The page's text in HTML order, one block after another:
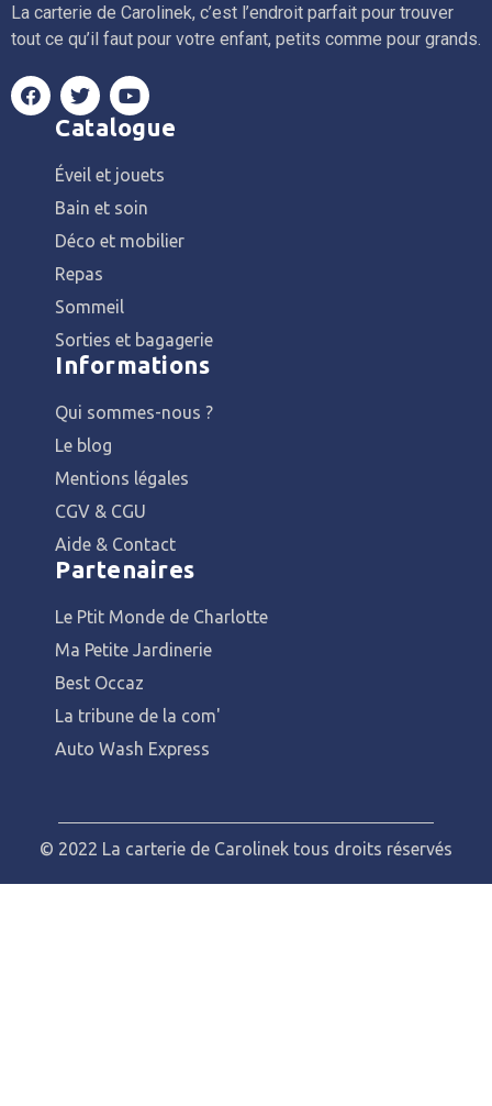
La carterie de Carolinek, c’est l’endroit parfait pour trouver
tout ce qu’il faut pour votre enfant, petits comme pour grands.
Catalogue
Éveil et jouets
Bain et soin
Déco et mobilier
Repas
Sommeil
Sorties et bagagerie
Informations
Qui sommes-nous ?
Le blog
Mentions légales
CGV & CGU
Aide & Contact
Partenaires
Le Ptit Monde de Charlotte
Ma Petite Jardinerie
Best Occaz
La tribune de la com'
Auto Wash Express
© 2022 La carterie de Carolinek tous droits réservés